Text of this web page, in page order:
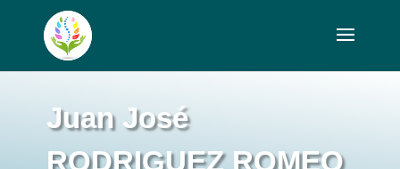
Juan José
RODRIGUEZ ROMEO